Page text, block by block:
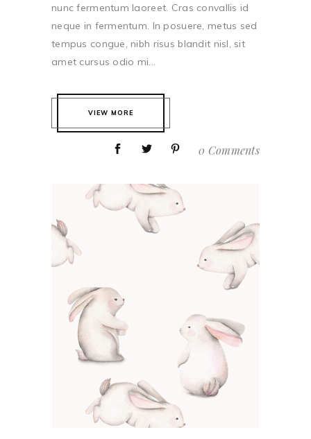
nunc fermentum laoreet. Cras convallis id
neque in fermentum. In posuere, metus sed
tempus congue, nibh risus blandit nisl, sit
amet cursus odio mi...
VIEW MORE
0 Comments